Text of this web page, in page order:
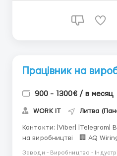
Працівник на
900 - 1300€ / в месяц
WORK IT Литва
Контакти: |Viber| |Telegram| Владислав
на виробництві 🏢 AQ Wiring
Зарплата: ◾️ 1300–1400
Заводи - Виробництво -